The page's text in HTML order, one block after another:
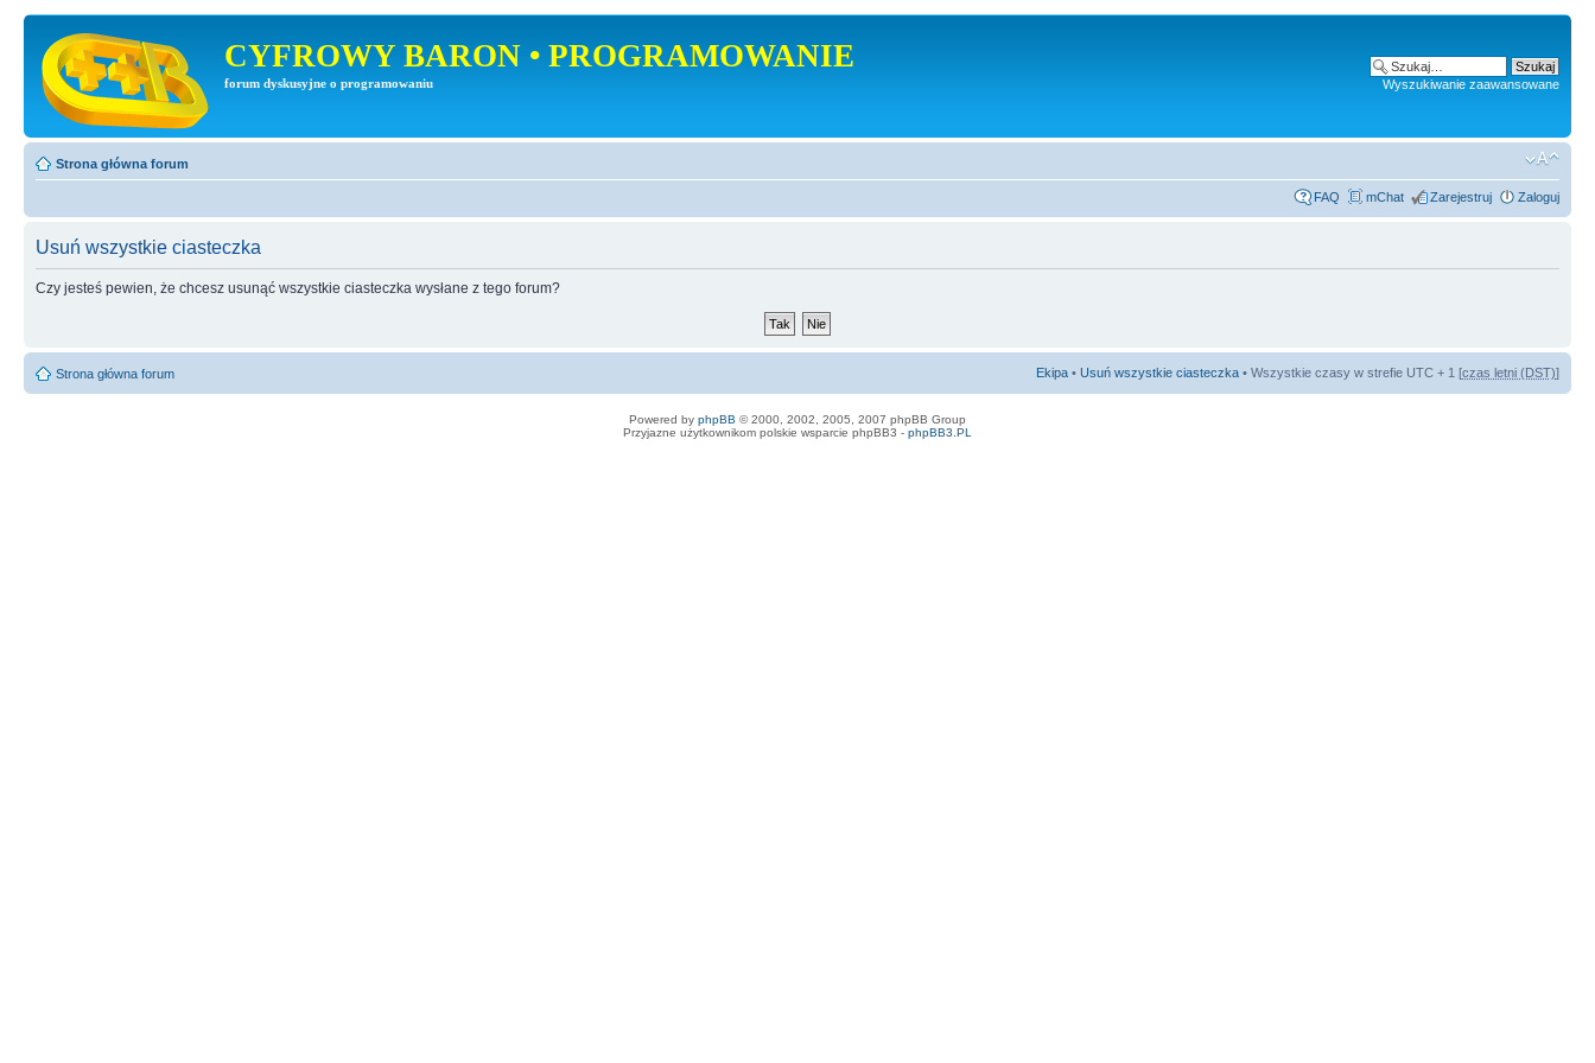
CYFROWY BARON • PROGRAMOWANIE
forum dyskusyjne o programowaniu Wyszukiwanie zaawansowane
Strona główna forum
FAQ mChat Zarejestruj Zaloguj
Usuń wszystkie ciasteczka
Czy jesteś pewien, że chcesz usunąć wszystkie ciasteczka wysłane z tego forum?
Strona główna forum Ekipa • Usuń wszystkie ciasteczka • Wszystkie czasy w strefie UTC + 1 [czas letni (DST)]
Powered by phpBB © 2000, 2002, 2005, 2007 phpBB Group
Przyjazne użytkownikom polskie wsparcie phpBB3 - phpBB3.PL